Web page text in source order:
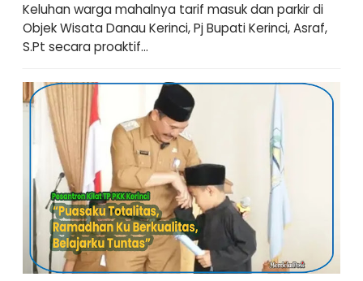
Keluhan warga mahalnya tarif masuk dan parkir di
Objek Wisata Danau Kerinci, Pj Bupati Kerinci, Asraf,
S.Pt secara proaktif...